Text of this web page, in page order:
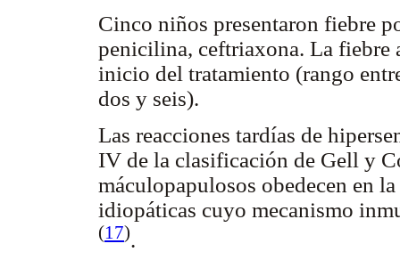
Cinco niños presentaron fiebre
penicilina, ceftriaxona. La fiebre
inicio del tratamiento (rango
dos y seis).
Las reacciones tardías de
IV de la clasificación de Gell y
máculopapulosos obedecen en
idiopáticas cuyo mecanismo
(17).